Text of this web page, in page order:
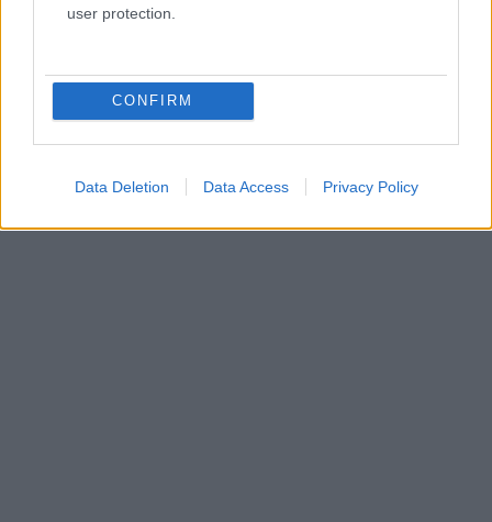
user protection.
CONFIRM
Data Deletion Data Access Privacy Policy
Επίσης , αξιόλογα αρχιτεκτονικά µνηµεία είναι τα
αυτό τουπολιούχου Αγίου Παντελεήµονα
µικρό πέτρινο µοναστήρι στο τέρµα του µοναδικού